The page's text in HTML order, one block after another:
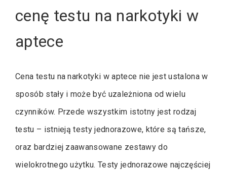
cenę testu na narkotyki w
aptece
Cena testu na narkotyki w aptece nie jest ustalona w
sposób stały i może być uzależniona od wielu
czynników. Przede wszystkim istotny jest rodzaj
testu – istnieją testy jednorazowe, które są tańsze,
oraz bardziej zaawansowane zestawy do
wielokrotnego użytku. Testy jednorazowe najczęściej